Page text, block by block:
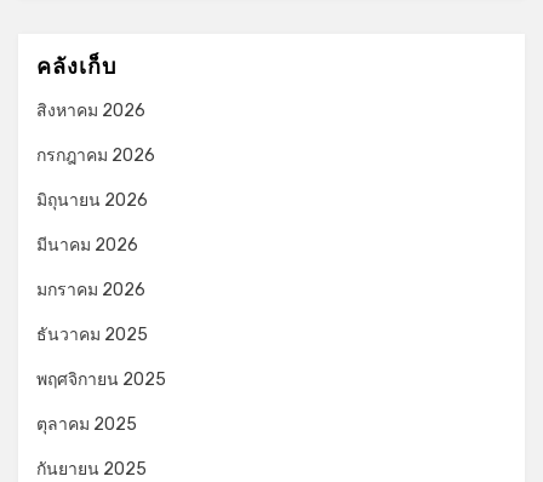
คลังเก็บ
สิงหาคม 2026
กรกฎาคม 2026
มิถุนายน 2026
มีนาคม 2026
มกราคม 2026
ธันวาคม 2025
พฤศจิกายน 2025
ตุลาคม 2025
กันยายน 2025